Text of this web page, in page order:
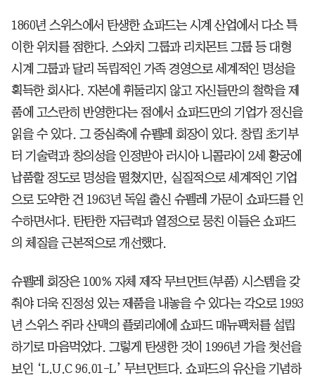
1860년 스위스에서 탄생한 쇼파드는 시계 산업에서 다소 특
이한 위치를 점한다. 스와치 그룹과 리치몬트 그룹 등 대형
시계 그룹과 달리 독립적인 가족 경영으로 세계적인 명성을
획득한 회사다. 자본에 휘둘리지 않고 자신들만의 철학을 제
품에 고스란히 반영한다는 점에서 쇼파드만의 기업가 정신을
읽을 수 있다. 그 중심축에 슈펠레 회장이 있다. 창립 초기부
터 기술력과 창의성을 인정받아 러시아 니콜라이 2세 황궁에
납품할 정도로 명성을 떨쳤지만, 실질적으로 세계적인 기업
으로 도약한 건 1963년 독일 출신 슈펠레 가문이 쇼파드를 인
수하면서다. 탄탄한 자금력과 열정으로 뭉친 이들은 쇼파드
의 체질을 근본적으로 개선했다.
슈펠레 회장은 100% 자체 제작 무브먼트(부품) 시스템을 갖
춰야 더욱 진정성 있는 제품을 내놓을 수 있다는 각오로 1993
년 스위스 쥐라 산맥의 플뢰리에에 쇼파드 매뉴팩처를 설립
하기로 마음먹었다. 그렇게 탄생한 것이 1996년 가을 첫선을
보인 ‘L.U.C 96.01-L’ 무브먼트다. 쇼파드의 유산을 기념하